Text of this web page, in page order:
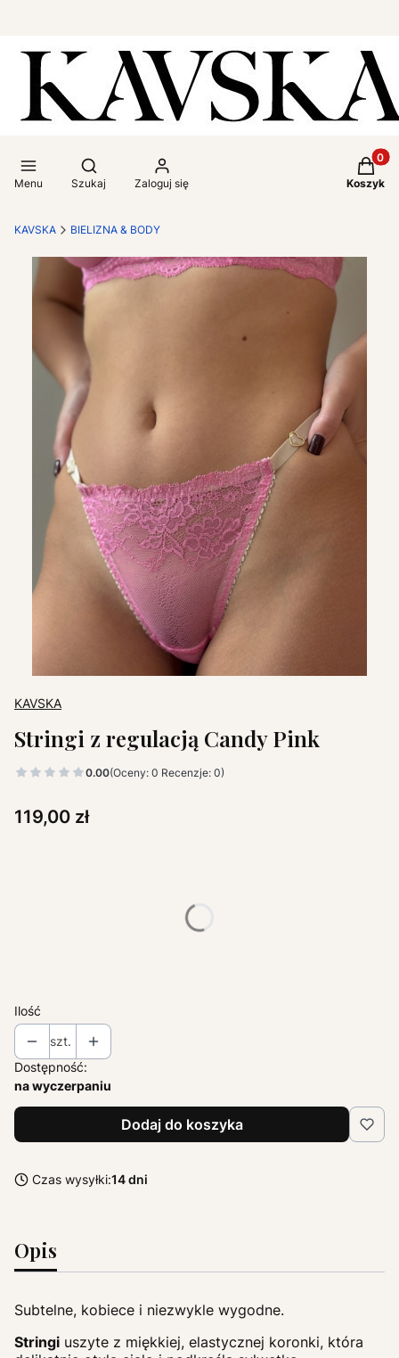
Menu
Otwórz wyszukiwarkę
Szukaj Zaloguj się Koszyk
KAVSKA BIELIZNA & BODY
KAVSKA
Stringi z regulacją Candy Pink
0.00(Oceny: 0 Recenzje: 0)
Cena
119,00 zł
Ilość
szt.
Dostępność:
na wyczerpaniu
Dodaj do koszyka
Czas wysyłki:14 dni
Opis
Subtelne, kobiece i niezwykle wygodne.
Stringi uszyte z miękkiej, elastycznej koronki, która